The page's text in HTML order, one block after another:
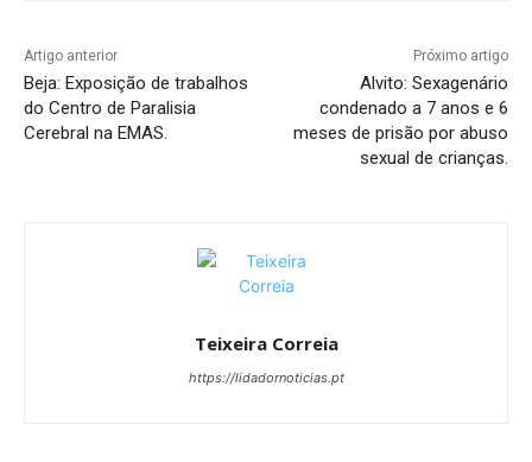
Artigo anterior
Beja: Exposição de trabalhos
do Centro de Paralisia
Cerebral na EMAS.
Próximo artigo
Alvito: Sexagenário
condenado a 7 anos e 6
meses de prisão por abuso
sexual de crianças.
Teixeira Correia
https://lidadornoticias.pt